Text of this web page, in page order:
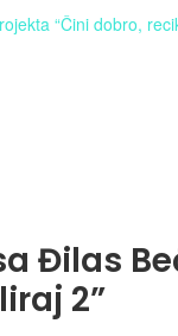
“Čini dobro,
Đilas
2”